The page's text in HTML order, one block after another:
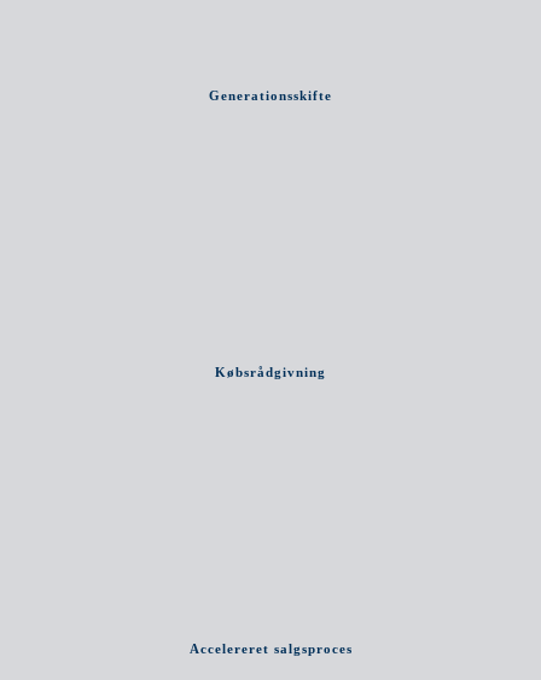
Generationsskifte
Købsrådgivning
Accelereret salgsproces